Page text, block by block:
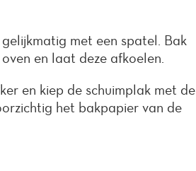
met een spatel. Bak
en laat deze afkoelen.
en kiep de schuimplak met de
het bakpapier van de